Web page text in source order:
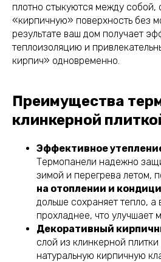
плотно стыкуются между собой,
«кирпичную» поверхность без
результате ваш дом получает
теплоизоляцию и
кирпич» одновременно.
Преимущества
клинкерной
Эффективное
Термопанели надежно
зимой и перегрева летом,
на отоплении и
дольше сохраняет тепло, а
прохладнее, что улучшает
Декоративный
слой из клинкерной
натуральную кирпичную